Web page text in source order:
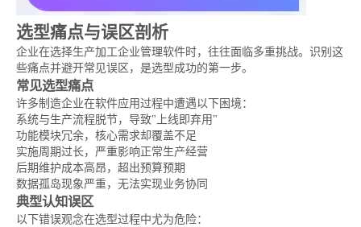
选型痛点与误区剖析
企业在选择生产加工企业管理软件时，往往面临多重挑战。识别这
些痛点并避开常见误区，是选型成功的第一步。
常见选型痛点
许多制造企业在软件应用过程中遭遇以下困境：
系统与生产流程脱节，导致"上线即弃用"
功能模块冗余，核心需求却覆盖不足
实施周期过长，严重影响正常生产经营
后期维护成本高昂，超出预算预期
数据孤岛现象严重，无法实现业务协同
典型认知误区
以下错误观念在选型过程中尤为危险：